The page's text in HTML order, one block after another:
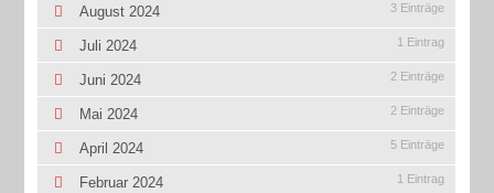
August 2024 3 Einträge
Juli 2024 1 Eintrag
Juni 2024 2 Einträge
Mai 2024 2 Einträge
April 2024 5 Einträge
Februar 2024 1 Eintrag